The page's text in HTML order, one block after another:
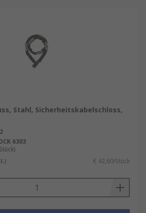
Stahl, Sicherheitskabelschloss,
6303
€ 42,60/Stück